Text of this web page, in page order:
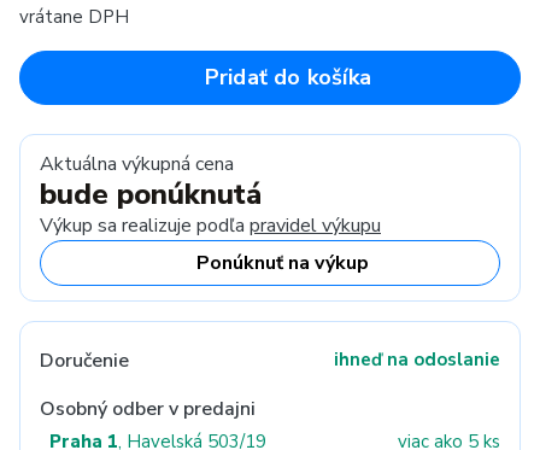
vrátane DPH
Pridať do košíka
Aktuálna výkupná cena
bude ponúknutá
Výkup sa realizuje podľa pravidel výkupu
Ponúknuť na výkup
Doručenie ihneď na odoslanie
Osobný odber v predajni
Praha 1, Havelská 503/19
viac ako 5 ks